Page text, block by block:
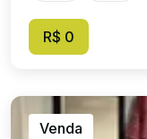
R$ 0
Venda